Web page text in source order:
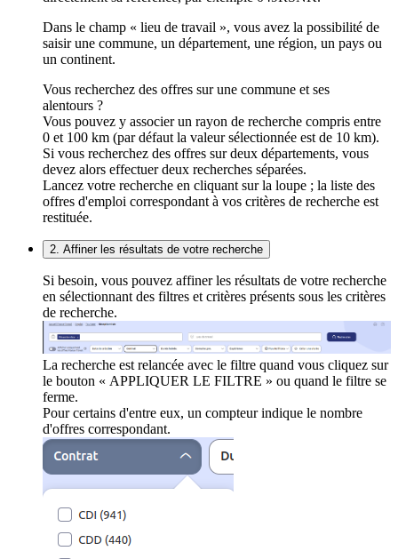
Dans le champ « lieu de travail », vous avez la possibilité de
saisir une commune, un département, une région, un pays ou
un continent.
Vous recherchez des offres sur une commune et ses
alentours ?
Vous pouvez y associer un rayon de recherche compris entre
0 et 100 km (par défaut la valeur sélectionnée est de 10 km).
Si vous recherchez des offres sur deux départements, vous
devez alors effectuer deux recherches séparées.
Lancez votre recherche en cliquant sur la loupe ; la liste des
offres d'emploi correspondant à vos critères de recherche est
restituée.
2. Affiner les résultats de votre recherche
Si besoin, vous pouvez affiner les résultats de votre recherche
en sélectionnant des filtres et critères présents sous les critères
de recherche.
La recherche est relancée avec le filtre quand vous cliquez sur
le bouton « APPLIQUER LE FILTRE » ou quand le filtre se
ferme.
Pour certains d'entre eux, un compteur indique le nombre
d'offres correspondant.